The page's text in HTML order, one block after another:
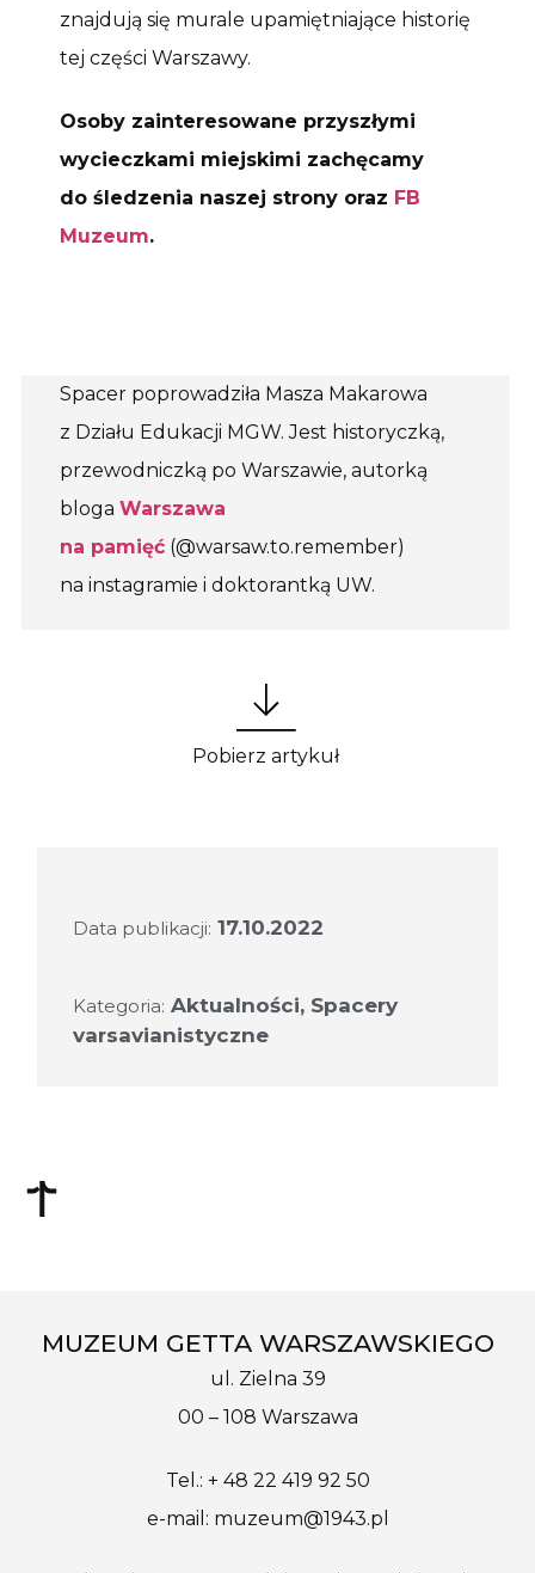
znajdują się murale upamiętniające historię
tej części Warszawy.
Osoby zainteresowane przyszłymi
wycieczkami miejskimi zachęcamy
do śledzenia naszej strony oraz FB
Muzeum.
Spacer poprowadziła Masza Makarowa
z Działu Edukacji MGW. Jest historyczką,
przewodniczką po Warszawie, autorką
bloga Warszawa
na pamięć (@warsaw.to.remember)
na instagramie i doktorantką UW.
Pobierz artykuł
Data publikacji: 17.10.2022
Kategoria: Aktualności, Spacery
varsavianistyczne
MUZEUM GETTA WARSZAWSKIEGO
ul. Zielna 39
00 – 108 Warszawa
Tel.: + 48 22 419 92 50
e-mail: muzeum@1943.pl